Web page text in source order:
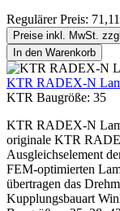
Regulärer Preis:
Preise inkl. MwSt.
In den Warenkorb
KTR RADEX-N
KTR Baugröße: 35
KTR RADEX-N
originale KTR
Ausgleichselement
FEM-optimierten
übertragen das
Kupplungsbauart